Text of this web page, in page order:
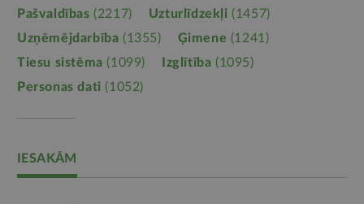
Pašvaldības (2217) Uzturlīdzekļi (1457)
Uzņēmējdarbība (1355) Ģimene (1241)
Tiesu sistēma (1099) Izglītība (1095)
Personas dati (1052)
IESAKĀM